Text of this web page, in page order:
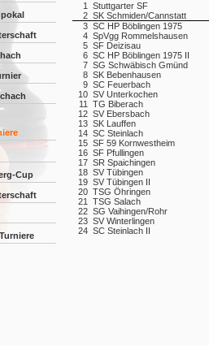
Cup
1
Stuttgarter SF
2 SK Schmiden/Cannstatt
3 SC HP Böblingen 1975
4 SpVgg Rommelshausen
5 SF Deizisau
6 SC HP Böblingen 1975 II
7 SG Schwäbisch Gmünd
8 SK Bebenhausen
9 SC Feuerbach
10 SV Unterkochen
11
TG Biberach
12 SV Ebersbach
13 SK Lauffen
14 SC Steinlach
15 SF 59 Kornwestheim
16 SF Pfullingen
17 SR Spaichingen
18 SV Tübingen
19 SV Tübingen II
20 TSG Öhringen
21
TSG Salach
22 SG Vaihingen/Rohr
23 SV Winterlingen
24 SC Steinlach II